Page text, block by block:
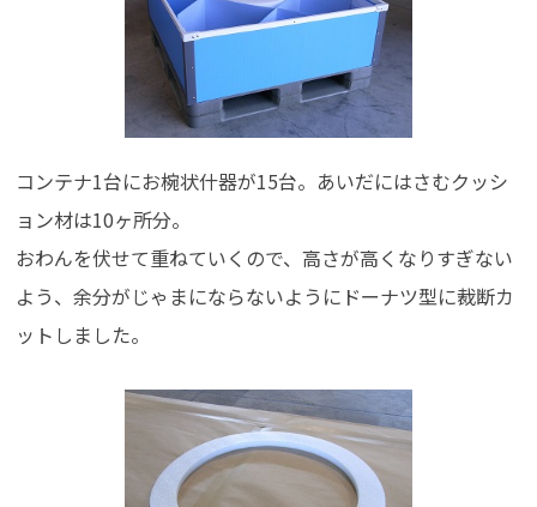
コンテナ1台にお椀状什器が15台。あいだにはさむクッシ
ョン材は10ヶ所分。
おわんを伏せて重ねていくので、高さが高くなりすぎない
よう、余分がじゃまにならないようにドーナツ型に裁断カ
ットしました。